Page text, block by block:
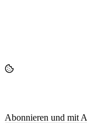
Abonnieren und mit